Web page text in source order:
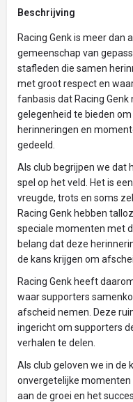
Beschrijving
Racing Genk is meer dan
gemeenschap van
stafleden die samen
met groot respect en
fanbasis dat Racing
gelegenheid te bieden
herinneringen en
gedeeld.
Als club begrijpen we dat
spel op het veld. Het is
vreugde, trots en soms
Racing Genk hebben
speciale momenten met
belang dat deze
de kans krijgen om
Racing Genk heeft
waar supporters
afscheid nemen. Deze
ingericht om supporters
verhalen te delen.
Als club geloven we in de
onvergetelijke
aan de groei en het